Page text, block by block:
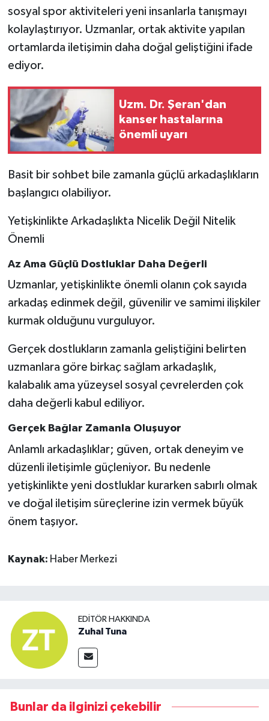
sosyal spor aktiviteleri yeni insanlarla tanışmayı
kolaylaştırıyor. Uzmanlar, ortak aktivite yapılan
ortamlarda iletişimin daha doğal geliştiğini ifade
ediyor.
Uzm. Dr. Şeran'dan
kanser hastalarına
önemli uyarı
Basit bir sohbet bile zamanla güçlü arkadaşlıkların
başlangıcı olabiliyor.
Yetişkinlikte Arkadaşlıkta Nicelik Değil Nitelik
Önemli
Az Ama Güçlü Dostluklar Daha Değerli
Uzmanlar, yetişkinlikte önemli olanın çok sayıda
arkadaş edinmek değil, güvenilir ve samimi ilişkiler
kurmak olduğunu vurguluyor.
Gerçek dostlukların zamanla geliştiğini belirten
uzmanlara göre birkaç sağlam arkadaşlık,
kalabalık ama yüzeysel sosyal çevrelerden çok
daha değerli kabul ediliyor.
Gerçek Bağlar Zamanla Oluşuyor
Anlamlı arkadaşlıklar; güven, ortak deneyim ve
düzenli iletişimle güçleniyor. Bu nedenle
yetişkinlikte yeni dostluklar kurarken sabırlı olmak
ve doğal iletişim süreçlerine izin vermek büyük
önem taşıyor.
Kaynak: Haber Merkezi
EDITÖR HAKKINDA
Zuhal Tuna
Bunlar da ilginizi çekebilir